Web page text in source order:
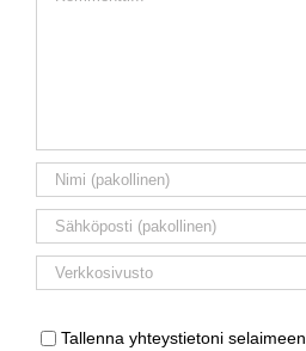
Tallenna yhteystietoni